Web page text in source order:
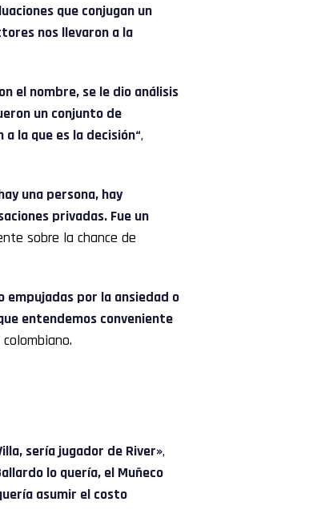
que conjugan un
nos llevaron a la
el nombre, se le dio análisis
un conjunto de
la que es la decisión“,
una persona, hay
privadas. Fue un
sobre la chance de
empujadas por la ansiedad o
entendemos conveniente
sería jugador de River»,
lo quería, el Muñeco
asumir el costo